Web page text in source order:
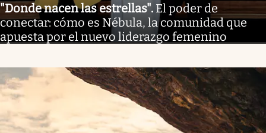
"Donde nacen las estrellas". El poder de
conectar: cómo es Nébula, la comunidad que
apuesta por el nuevo liderazgo femenino